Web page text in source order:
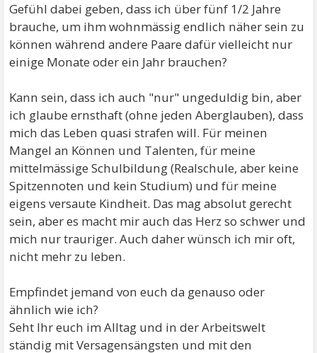
Gefühl dabei geben, dass ich über fünf 1/2 Jahre
brauche, um ihm wohnmässig endlich näher sein zu
können während andere Paare dafür vielleicht nur
einige Monate oder ein Jahr brauchen?
Kann sein, dass ich auch "nur" ungeduldig bin, aber
ich glaube ernsthaft (ohne jeden Aberglauben), dass
mich das Leben quasi strafen will. Für meinen
Mangel an Können und Talenten, für meine
mittelmässige Schulbildung (Realschule, aber keine
Spitzennoten und kein Studium) und für meine
eigens versaute Kindheit. Das mag absolut gerecht
sein, aber es macht mir auch das Herz so schwer und
mich nur trauriger. Auch daher wünsch ich mir oft,
nicht mehr zu leben.
Empfindet jemand von euch da genauso oder
ähnlich wie ich?
Seht Ihr euch im Alltag und in der Arbeitswelt
ständig mit Versagensängsten und mit den